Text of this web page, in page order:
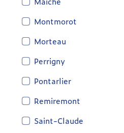
Montmorot
Morteau
Perrigny
Pontarlier
Remiremont
Saint-Claude